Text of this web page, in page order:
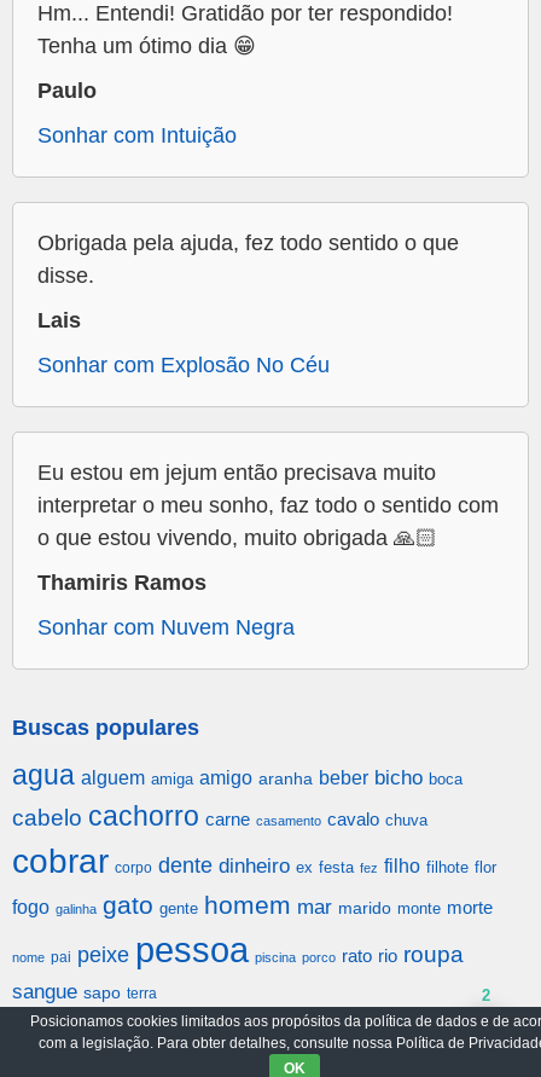
Hm... Entendi! Gratidão por ter respondido!
Tenha um ótimo dia 😁
Paulo
Sonhar com Intuição
Obrigada pela ajuda, fez todo sentido o que
disse.
Lais
Sonhar com Explosão No Céu
Eu estou em jejum então precisava muito
interpretar o meu sonho, faz todo o sentido com
o que estou vivendo, muito obrigada 🙏🏻
Thamiris Ramos
Sonhar com Nuvem Negra
Buscas populares
agua alguem amiga amigo aranha beber bicho boca
cabelo cachorro carne casamento cavalo chuva
cobrar corpo dente dinheiro ex festa fez filho filhote flor
fogo galinha gato gente homem mar marido monte morte
nome pai peixe pessoa piscina porco rato rio roupa
sangue sapo terra
Arquivo Política de Privacidade
Posicionamos cookies limitados aos propósitos da política de dados e de
com a legislação. Para obter detalhes, consulte nossa Política de
OK
2